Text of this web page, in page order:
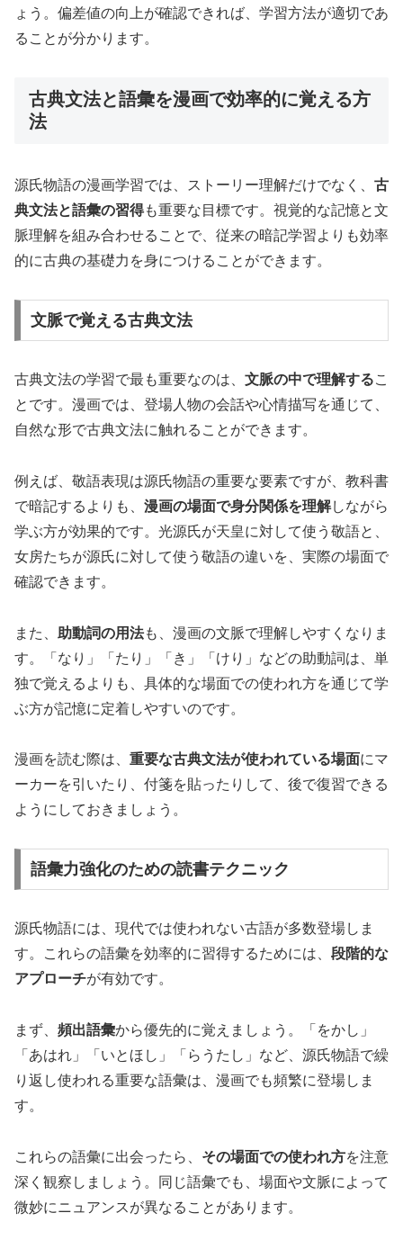
ょう。偏差値の向上が確認できれば、学習方法が適切であ
ることが分かります。
古典文法と語彙を漫画で効率的に覚える方
法
源氏物語の漫画学習では、ストーリー理解だけでなく、 古
典文法と語彙の習得も重要な目標です。視覚的な記憶と文
脈理解を組み合わせることで、従来の暗記学習よりも効率
的に古典の基礎力を身につけることができます。
文脈で覚える古典文法
古典文法の学習で最も重要なのは、 文脈の中で理解するこ
とです。漫画では、登場人物の会話や心情描写を通じて、
自然な形で古典文法に触れることができます。
例えば、敬語表現は源氏物語の重要な要素ですが、教科書
で暗記するよりも、 漫画の場面で身分関係を理解しながら
学ぶ方が効果的です。光源氏が天皇に対して使う敬語と、
女房たちが源氏に対して使う敬語の違いを、実際の場面で
確認できます。
また、 助動詞の用法も、漫画の文脈で理解しやすくなりま
す。「なり」「たり」「き」「けり」などの助動詞は、単
独で覚えるよりも、具体的な場面での使われ方を通じて学
ぶ方が記憶に定着しやすいのです。
漫画を読む際は、 重要な古典文法が使われている場面にマ
ーカーを引いたり、付箋を貼ったりして、後で復習できる
ようにしておきましょう。
語彙力強化のための読書テクニック
源氏物語には、現代では使われない古語が多数登場しま
す。これらの語彙を効率的に習得するためには、 段階的な
アプローチが有効です。
まず、 頻出語彙から優先的に覚えましょう。「をかし」
「あはれ」「いとほし」「らうたし」など、源氏物語で繰
り返し使われる重要な語彙は、漫画でも頻繁に登場しま
す。
これらの語彙に出会ったら、 その場面での使われ方を注意
深く観察しましょう。同じ語彙でも、場面や文脈によって
微妙にニュアンスが異なることがあります。